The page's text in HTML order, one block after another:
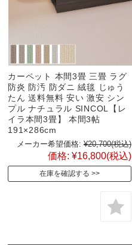
カーペット 本間3畳 三畳 ラグ
防炎 防汚 防ダニ 絨毯 じゅう
たん 送料無料 安い 激安 シン
プル ナチュラル SINCOL【レ
イラ本間3畳】 本間3帖
191×286cm
メーカー希望価格: ¥20,700(税込)
価格: ¥16,800(税込)
在庫を確認する